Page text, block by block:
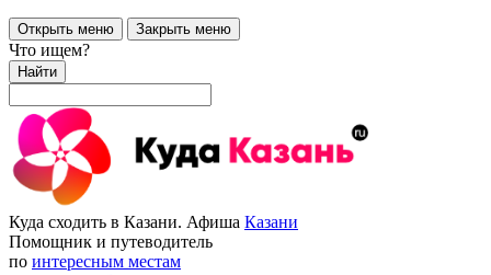
Открыть меню Закрыть меню
Что ищем?
Найти
Куда сходить в Казани. Афиша Казани
Помощник и путеводитель
по интересным местам